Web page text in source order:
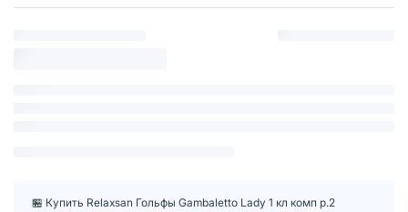
🏪 Купить Relaxsan Гольфы Gambaletto Lady 1 кл комп р.2